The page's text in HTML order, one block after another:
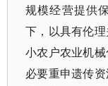
规模经营提供
下，以具有伦
小农户农业机
必要重申遗传